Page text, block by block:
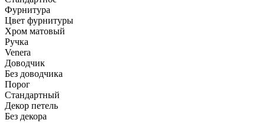
Фурнитура
Цвет фурнитуры
Хром матовый
Ручка
Venera
Доводчик
Без доводчика
Порог
Стандартный
Декор петель
Без декора